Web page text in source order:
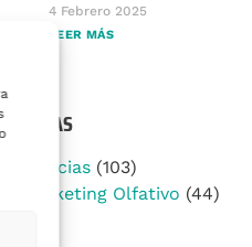
4 Febrero 2025
LEER MÁS
Noticias (103)
Marketing Olfativo (44)